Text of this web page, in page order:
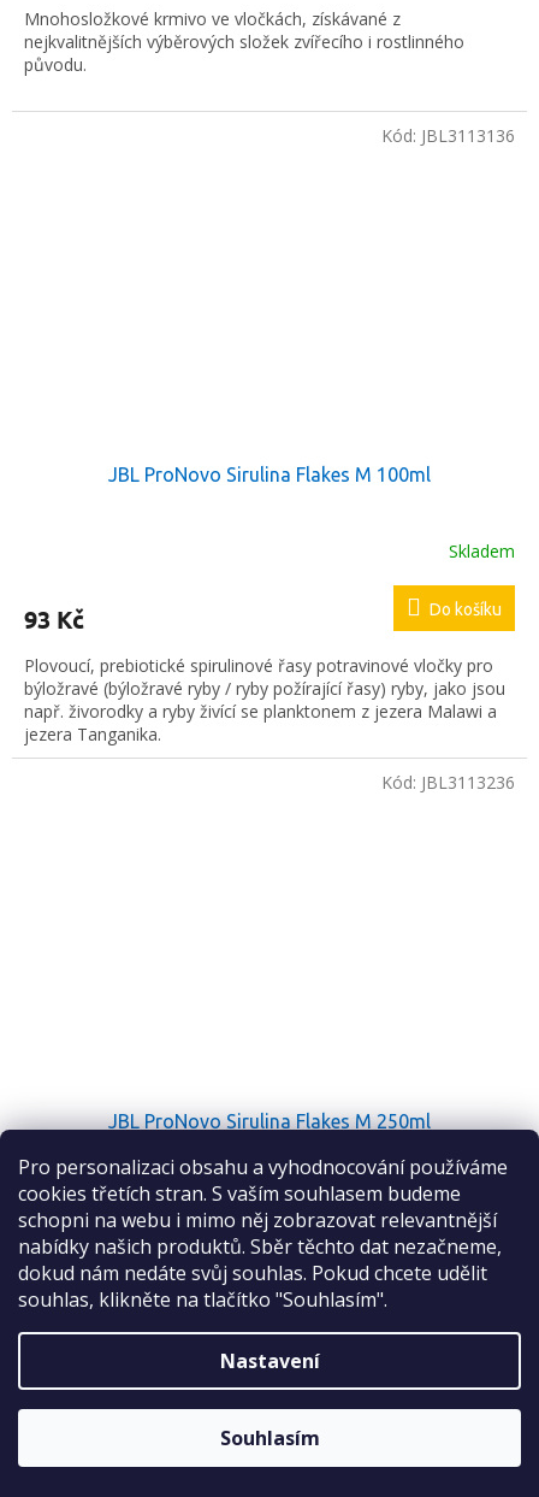
Pro personalizaci obsahu a vyhodnocování používáme
cookies třetích stran. S vaším souhlasem budeme
schopni na webu i mimo něj zobrazovat relevantnější
nabídky našich produktů. Sběr těchto dat nezačneme,
dokud nám nedáte svůj souhlas. Pokud chcete udělit
souhlas, klikněte na tlačítko "Souhlasím".
Nastavení
Souhlasím
Mnohosložkové krmivo ve vločkách, získávané z
nejkvalitnějších výběrových složek zvířecího i rostlinného
původu.
JBL ProNovo Sirulina Flakes M 100ml
Skladem
93 Kč Do košíku
Plovoucí, prebiotické spirulinové řasy potravinové vločky pro
býložravé (býložravé ryby / ryby požírající řasy) ryby, jako jsou
např. živorodky a ryby živící se planktonem z jezera Malawi a
jezera Tanganika.
Kód: JBL3113136
JBL ProNovo Sirulina Flakes M 250ml
Skladem
199 Kč Do košíku
Plovoucí, prebiotické spirulinové řasy potravinové vločky pro
býložravé (býložravé ryby / ryby požírající řasy) ryby, jako jsou
např. živorodky a ryby živící se planktonem z jezera Malawi a
Kód: JBL3113236
Sleva 2 %
na první nákup
ODESLAT
Zásady zpracování osobních údajů